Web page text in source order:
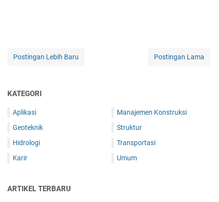
Postingan Lebih Baru Postingan Lama
KATEGORI
Aplikasi
Geoteknik
Hidrologi
Karir
Manajemen Konstruksi
Struktur
Transportasi
Umum
ARTIKEL TERBARU